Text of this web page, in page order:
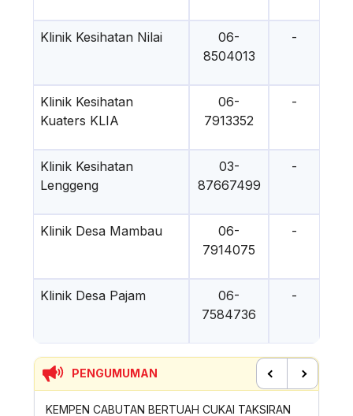
Klinik Kesihatan Nilai
06-
8504013
-
Klinik Kesihatan
Kuaters KLIA
06-
7913352
-
Klinik Kesihatan
Lenggeng
03-
87667499
-
Klinik Desa Mambau
06-
7914075
-
Klinik Desa Pajam
06-
7584736
-
PENGUMUMAN
KEMPEN CABUTAN BERTUAH CUKAI TAKSIRAN